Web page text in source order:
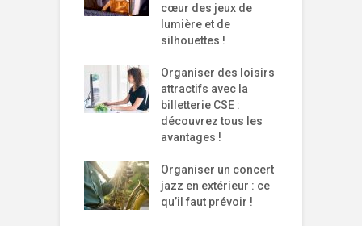
cœur des jeux de
lumière et de
silhouettes !
Organiser des loisirs
attractifs avec la
billetterie CSE :
découvrez tous les
avantages !
Organiser un concert
jazz en extérieur : ce
qu’il faut prévoir !